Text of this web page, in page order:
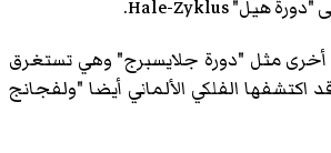
أخرى مثل "دورة جلايسبرج" وهي تستغرق
سنة ، وقد اكتشفها الفلكي الألماني أيضا "ولفجانج